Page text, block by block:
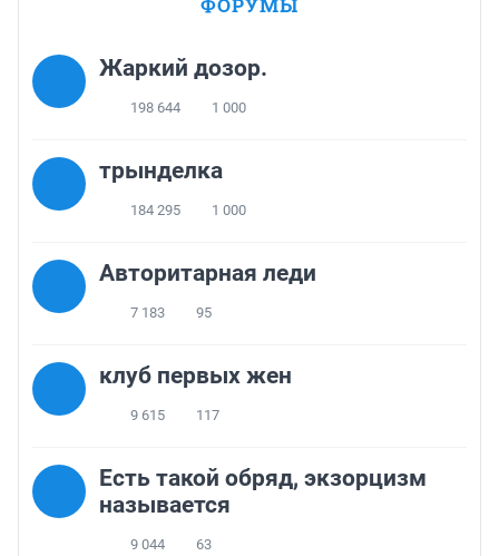
Жаркий дозор.
198 644 1 000
трынделка
184 295 1 000
Авторитарная леди
7 183 95
клуб первых жен
9 615 117
Есть такой обряд, экзорцизм
называется
9 044 63